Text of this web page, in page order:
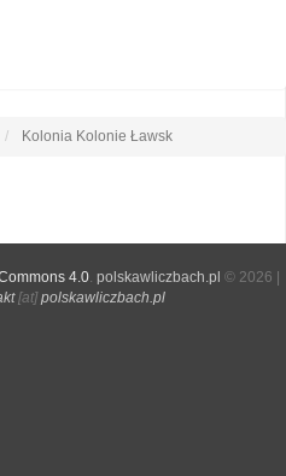
Kolonia Kolonie Ławsk
4.0. polskawliczbach.pl © 2026 |
[at]polskawliczbach.pl